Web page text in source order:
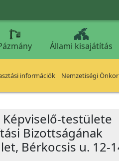
Állami kisajátítás
információk Nemzetiségi
Képviselő-testülete
Bizottságának
Bérkocsis u. 12-